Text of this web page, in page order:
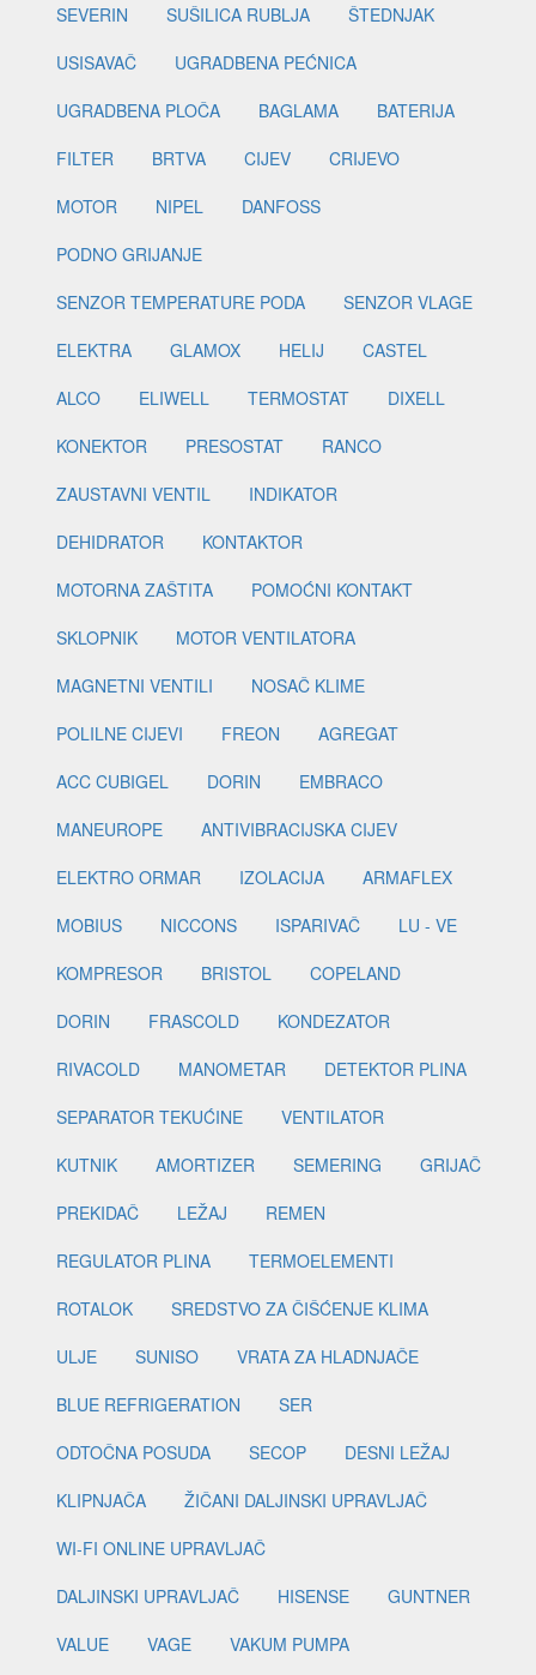
SEVERIN
SUŠILICA RUBLJA
ŠTEDNJAK
USISAVAČ
UGRADBENA PEĆNICA
UGRADBENA PLOČA
BAGLAMA
BATERIJA
FILTER
BRTVA CIJEV
CRIJEVO
MOTOR
NIPEL
DANFOSS
PODNO GRIJANJE
SENZOR TEMPERATURE PODA
SENZOR VLAGE
ELEKTRA
GLAMOX HELIJ
CASTEL
ALCO
ELIWELL TERMOSTAT
DIXELL
KONEKTOR
PRESOSTAT
RANCO
ZAUSTAVNI VENTIL
INDIKATOR
DEHIDRATOR
KONTAKTOR
MOTORNA ZAŠTITA
POMOĆNI KONTAKT
SKLOPNIK
MOTOR VENTILATORA
MAGNETNI VENTILI
NOSAČ KLIME
POLILNE CIJEVI
FREON
AGREGAT
ACC CUBIGEL
DORIN
EMBRACO
MANEUROPE
ANTIVIBRACIJSKA CIJEV
ELEKTRO ORMAR
IZOLACIJA
ARMAFLEX
MOBIUS
NICCONS ISPARIVAČ
LU - VE
KOMPRESOR
BRISTOL
COPELAND
DORIN
FRASCOLD
KONDEZATOR
RIVACOLD
MANOMETAR
DETEKTOR PLINA
SEPARATOR TEKUĆINE
VENTILATOR
KUTNIK
AMORTIZER SEMERING
GRIJAČ
PREKIDAČ
LEŽAJ
REMEN
REGULATOR PLINA
TERMOELEMENTI
ROTALOK
SREDSTVO ZA ČIŠĆENJE KLIMA
ULJE
SUNISO
VRATA ZA HLADNJAČE
BLUE REFRIGERATION
SER
ODTOČNA POSUDA
SECOP
DESNI LEŽAJ
KLIPNJAČA
ŽIČANI DALJINSKI UPRAVLJAČ
WI-FI ONLINE UPRAVLJAČ
DALJINSKI UPRAVLJAČ
HISENSE
GUNTNER
VALUE
VAGE VAKUM PUMPA